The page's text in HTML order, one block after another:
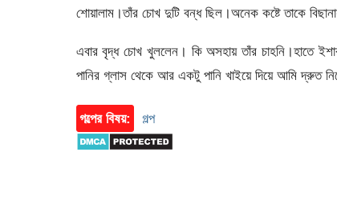
শোয়ালাম।তাঁর চোখ দুটি বন্ধ ছিল।অনেক কষ্টে তাকে
এবার বৃদ্ধ চোখ খুললেন। কি অসহায় তাঁর চাহনি।হাতে
পানির গ্লাস থেকে আর একটু পানি খাইয়ে দিয়ে আমি দ্রুত
গল্পের বিষয়: গল্প